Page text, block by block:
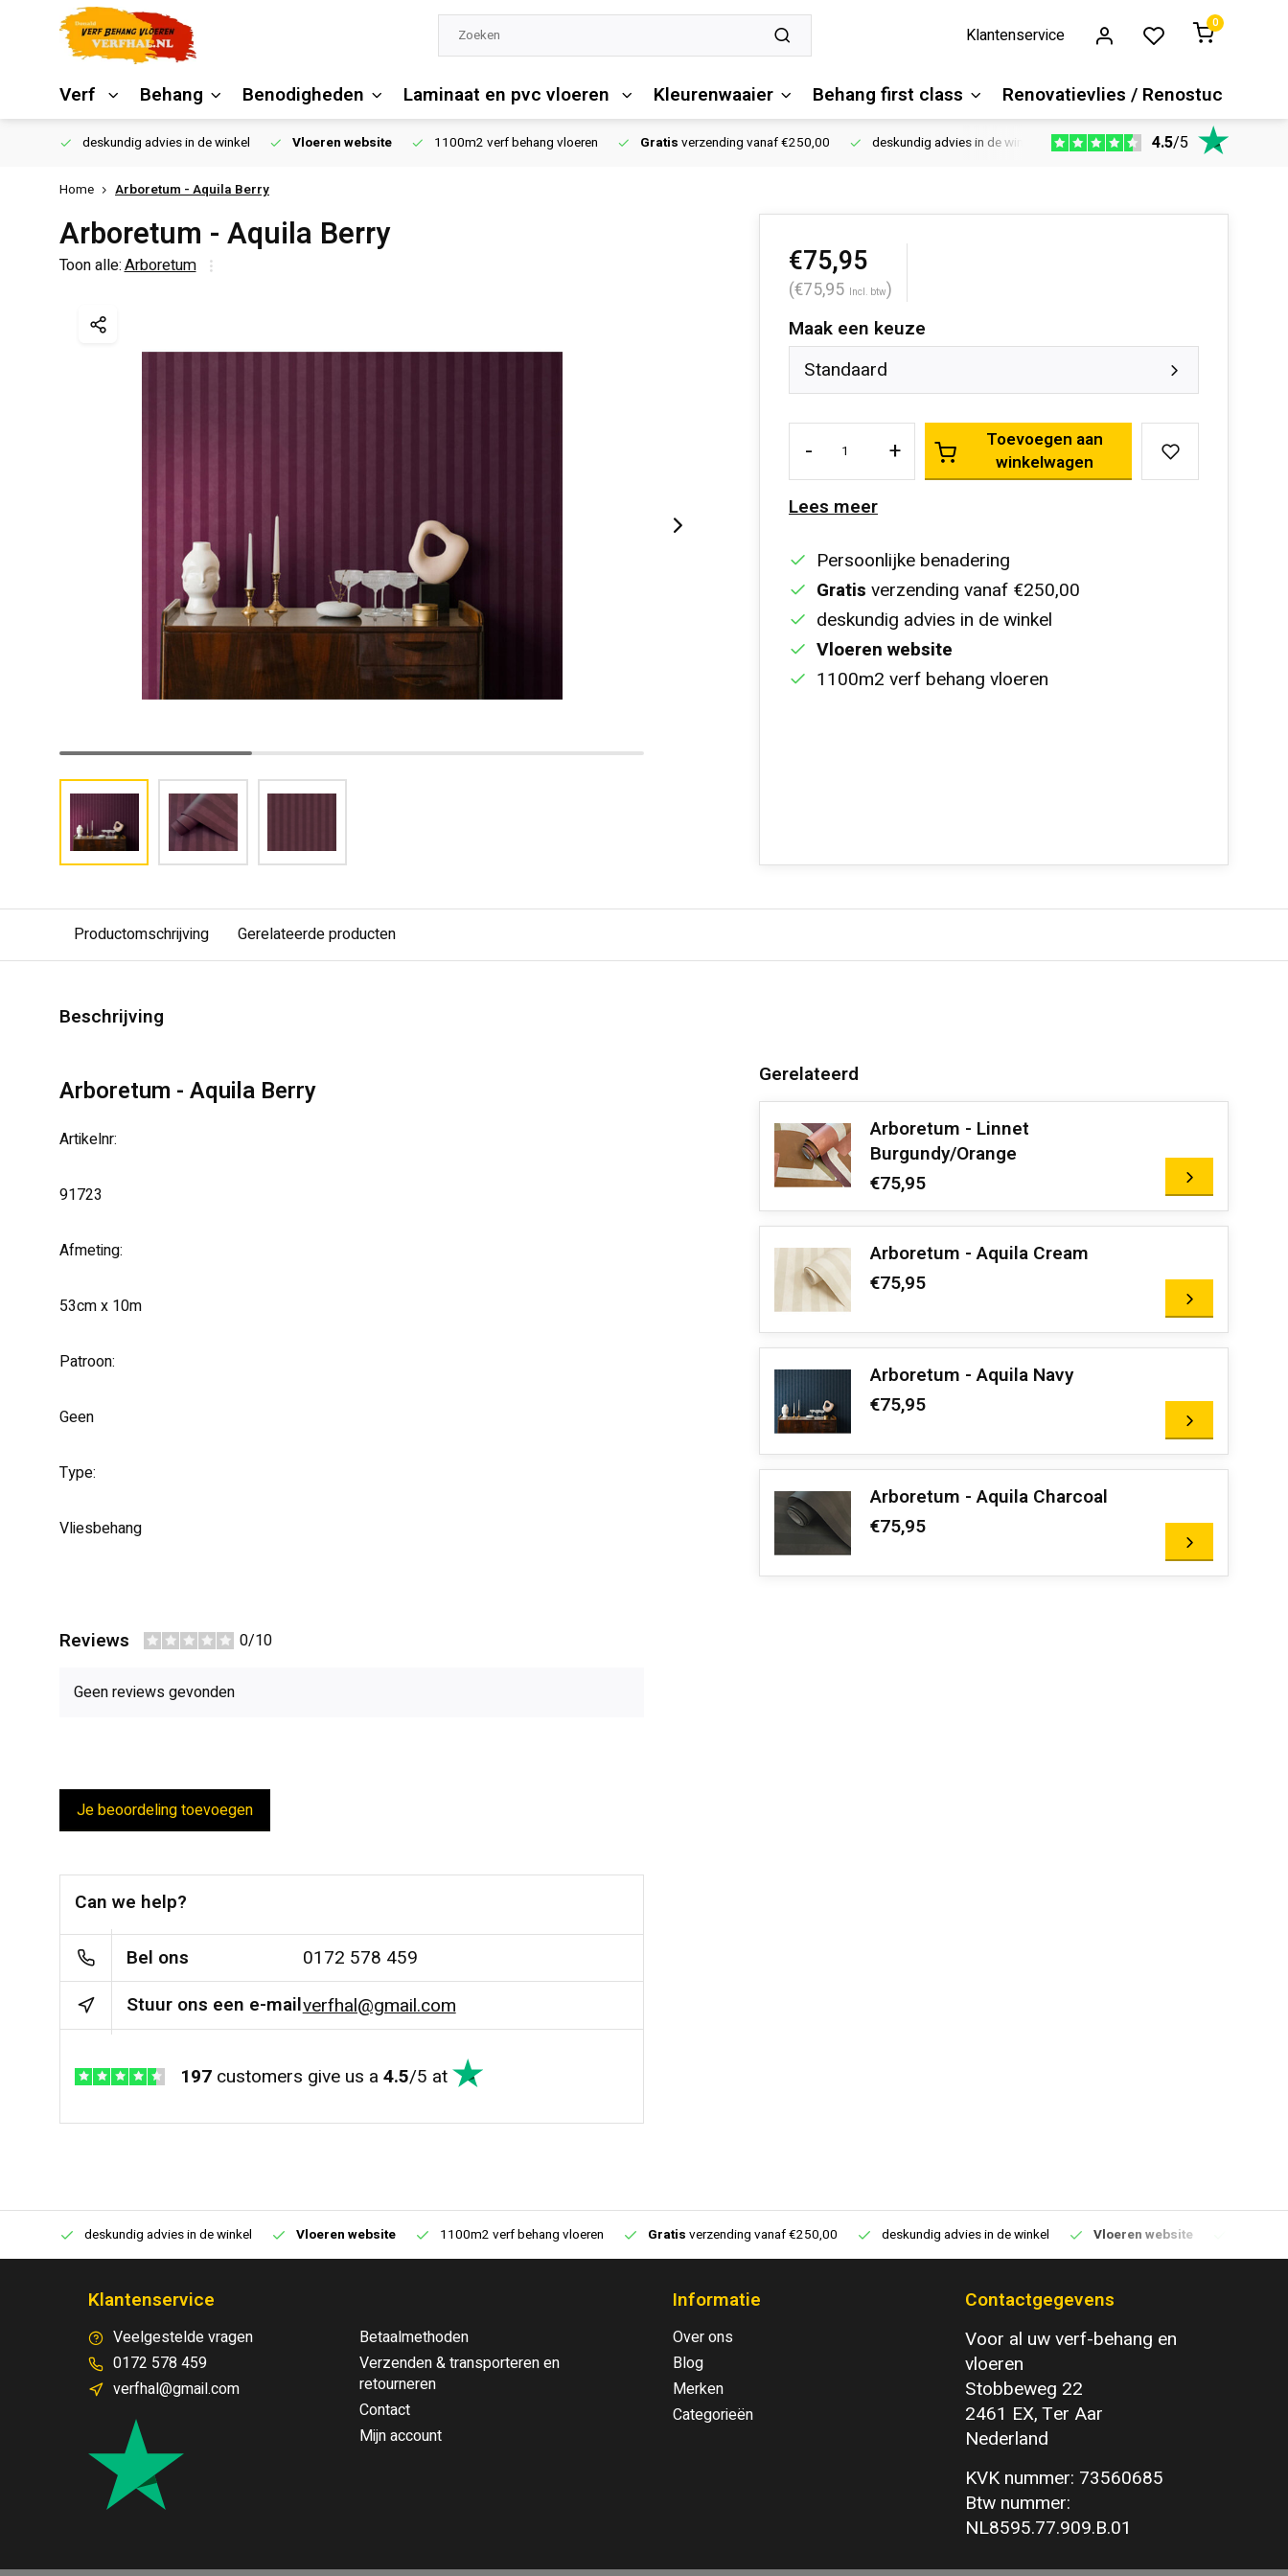
Klantenservice
0
Verf Behang Benodigheden Laminaat en pvc vloeren Kleurenwaaier Behang first class Renovatievlies / Renostuc
deskundig advies in de winkel Vloeren website 1100m2 verf behang vloeren Gratis verzending vanaf €250,00 deskundig advies in de winkel Vloeren website 1100m2
4.5/5
Home Arboretum - Aquila Berry
Arboretum - Aquila Berry
Toon alle:Arboretum €75,95
(€75,95 Incl. btw)
Maak een keuze
Standaard
- +
Toevoegen aan
winkelwagen
Lees meer
Persoonlijke benadering
Gratis verzending vanaf €250,00
deskundig advies in de winkel
Vloeren website
1100m2 verf behang vloeren
Productomschrijving Gerelateerde producten
Beschrijving
Arboretum - Aquila Berry
Artikelnr:
91723
Afmeting:
53cm x 10m
Patroon:
Geen
Type:
Vliesbehang
Reviews 0/10
Geen reviews gevonden
Je beoordeling toevoegen
Can we help?
Bel ons
0172 578 459
Stuur ons een e-mailverfhal@gmail.com
197 customers give us a 4.5/5 at
Gerelateerd
Arboretum - Linnet
Burgundy/Orange
€75,95
Arboretum - Aquila Cream
€75,95
Arboretum - Aquila Navy
€75,95
Arboretum - Aquila Charcoal
€75,95
deskundig advies in de winkel Vloeren website 1100m2 verf behang vloeren Gratis verzending vanaf €250,00 deskundig advies in de winkel Vloeren website
Klantenservice
Veelgestelde vragen
0172 578 459
verfhal@gmail.com
Betaalmethoden
Verzenden & transporteren en
retourneren
Contact
Mijn account
Informatie
Over ons
Blog
Merken
Categorieën
Contactgegevens
Voor al uw verf-behang en
vloeren
Stobbeweg 22
2461 EX, Ter Aar
Nederland
KVK nummer: 73560685
Btw nummer:
NL8595.77.909.B.01